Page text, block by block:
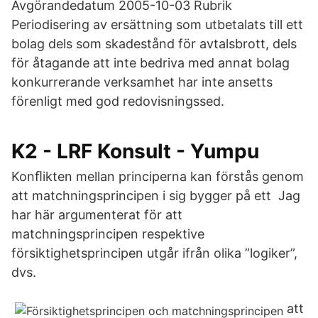
Avgörandedatum 2005-10-03 Rubrik
Periodisering av ersättning som utbetalats till ett
bolag dels som skadestånd för avtalsbrott, dels
för åtagande att inte bedriva med annat bolag
konkurrerande verksamhet har inte ansetts
förenligt med god redovisningssed.
K2 - LRF Konsult - Yumpu
Konﬂikten mellan principerna kan förstås genom
att matchningsprincipen i sig bygger på ett Jag
har här argumenterat för att
matchningsprincipen respektive
försiktighetsprincipen utgår ifrån olika ”logiker”,
dvs.
att